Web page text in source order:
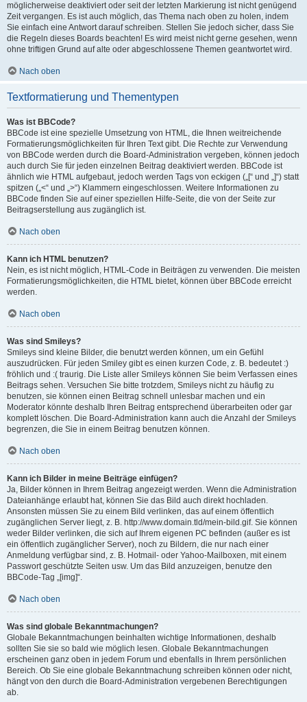
möglicherweise deaktiviert oder seit der letzten Markierung ist nicht genügend
Zeit vergangen. Es ist auch möglich, das Thema nach oben zu holen, indem
Sie einfach eine Antwort darauf schreiben. Stellen Sie jedoch sicher, dass Sie
die Regeln dieses Boards beachten! Es wird meist nicht gerne gesehen, wenn
ohne triftigen Grund auf alte oder abgeschlossene Themen geantwortet wird.
Nach oben
Textformatierung und Thementypen
Was ist BBCode?
BBCode ist eine spezielle Umsetzung von HTML, die Ihnen weitreichende
Formatierungsmöglichkeiten für Ihren Text gibt. Die Rechte zur Verwendung
von BBCode werden durch die Board-Administration vergeben, können jedoch
auch durch Sie für jeden einzelnen Beitrag deaktiviert werden. BBCode ist
ähnlich wie HTML aufgebaut, jedoch werden Tags von eckigen („[“ und „]“) statt
spitzen („<“ und „>“) Klammern eingeschlossen. Weitere Informationen zu
BBCode finden Sie auf einer speziellen Hilfe-Seite, die von der Seite zur
Beitragserstellung aus zugänglich ist.
Nach oben
Kann ich HTML benutzen?
Nein, es ist nicht möglich, HTML-Code in Beiträgen zu verwenden. Die meisten
Formatierungsmöglichkeiten, die HTML bietet, können über BBCode erreicht
werden.
Nach oben
Was sind Smileys?
Smileys sind kleine Bilder, die benutzt werden können, um ein Gefühl
auszudrücken. Für jeden Smiley gibt es einen kurzen Code, z. B. bedeutet :)
fröhlich und :( traurig. Die Liste aller Smileys können Sie beim Verfassen eines
Beitrags sehen. Versuchen Sie bitte trotzdem, Smileys nicht zu häufig zu
benutzen, sie können einen Beitrag schnell unlesbar machen und ein
Moderator könnte deshalb Ihren Beitrag entsprechend überarbeiten oder gar
komplett löschen. Die Board-Administration kann auch die Anzahl der Smileys
begrenzen, die Sie in einem Beitrag benutzen können.
Nach oben
Kann ich Bilder in meine Beiträge einfügen?
Ja, Bilder können in Ihrem Beitrag angezeigt werden. Wenn die Administration
Dateianhänge erlaubt hat, können Sie das Bild auch direkt hochladen.
Ansonsten müssen Sie zu einem Bild verlinken, das auf einem öffentlich
zugänglichen Server liegt, z. B. http://www.domain.tld/mein-bild.gif. Sie können
weder Bilder verlinken, die sich auf Ihrem eigenen PC befinden (außer es ist
ein öffentlich zugänglicher Server), noch zu Bildern, die nur nach einer
Anmeldung verfügbar sind, z. B. Hotmail- oder Yahoo-Mailboxen, mit einem
Passwort geschützte Seiten usw. Um das Bild anzuzeigen, benutze den
BBCode-Tag „[img]“.
Nach oben
Was sind globale Bekanntmachungen?
Globale Bekanntmachungen beinhalten wichtige Informationen, deshalb
sollten Sie sie so bald wie möglich lesen. Globale Bekanntmachungen
erscheinen ganz oben in jedem Forum und ebenfalls in Ihrem persönlichen
Bereich. Ob Sie eine globale Bekanntmachung schreiben können oder nicht,
hängt von den durch die Board-Administration vergebenen Berechtigungen
ab.